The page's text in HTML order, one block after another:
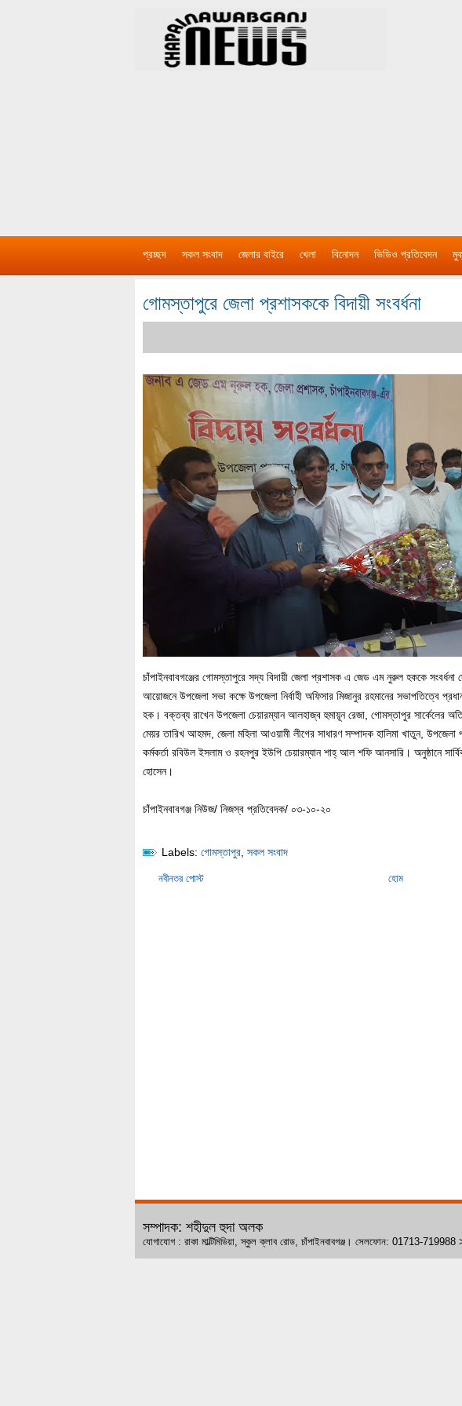
প্রচ্ছদ সকল সংবাদ জেলার বাইরে খেলা বিনোদন ভিডিও প্রতিবেদন
গোমস্তাপুরে জেলা প্রশাসককে বিদায়ী সংবর্ধনা
চাঁপাইনবাবগঞ্জের গোমস্তাপুরে সদ্য বিদায়ী জেলা প্রশাসক এ জেড এম নুরুল হককে সংবর্ধনা
আয়োজনে উপজেলা সভা কক্ষে উপজেলা নির্বাহী অফিসার মিজানুর রহমানের সভাপতিত্বে
হক। বক্তব্য রাখেন উপজেলা চেয়ারম্যান আলহাজ্ব হুমায়ূন রেজা, গোমস্তাপুর সার্কেলের
মেয়র তারিখ আহমদ, জেলা মহিলা আওয়ামী লীগের সাধারণ সম্পাদক হালিমা খাতুন,
কর্মকর্তা রবিউল ইসলাম ও রহনপুর ইউপি চেয়ারম্যান শাহ্ আল শফি আনসারি। অনুষ্ঠানে
হোসেন।
চাঁপাইনবাবগঞ্জ নিউজ/ নিজস্ব প্রতিবেদক/ ০৩-১০-২০
Labels: গোমস্তাপুর সকল সংবাদ
নবীনতর পোস্ট হোম
সম্পাদক: শহীদুল হুদা অলক
যোগাযোগ : রাকা মাল্টিমিডিয়া, স্কুল ক্লাব রোড, চাঁপাইনবাবগঞ্জ। সেলফোন: